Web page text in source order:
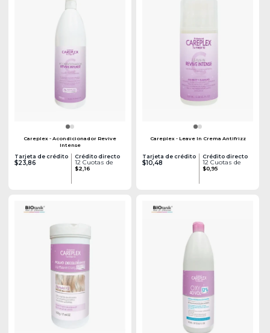
Careplex - Acondicionador Revive
Intense
Tarjeta de crédito
$23,86
Crédito directo
12 Cuotas de
$2,16
Careplex - Leave In Crema Antifrizz
Tarjeta de crédito
$10,48
Crédito directo
12 Cuotas de
$0,95